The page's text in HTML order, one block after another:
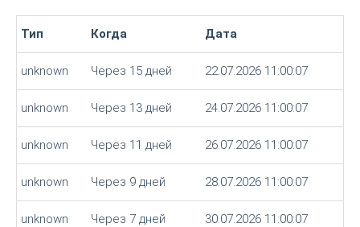
Тип Когда Дата
unknown Через 15 дней 22.07.2026 11:00:07
unknown Через 13 дней 24.07.2026 11:00:07
unknown Через 11 дней 26.07.2026 11:00:07
unknown Через 9 дней 28.07.2026 11:00:07
unknown Через 7 дней 30.07.2026 11:00:07